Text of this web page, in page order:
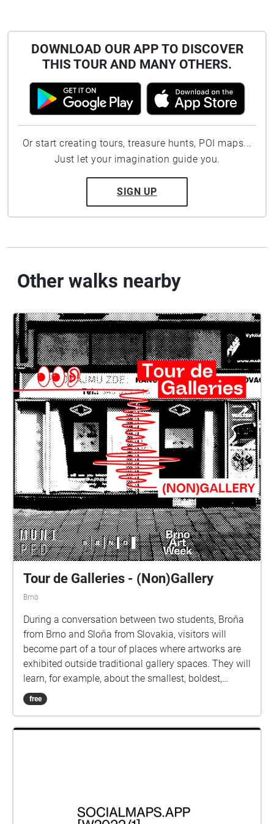
DOWNLOAD OUR APP TO DISCOVER
THIS TOUR AND MANY OTHERS.
Or start creating tours, treasure hunts, POI maps...
Just let your imagination guide you.
SIGN UP
Other walks nearby
Tour de Galleries - (Non)Gallery
Brno
During a conversation between two students, Broňa
from Brno and Sloňa from Slovakia, visitors will
become part of a tour of places where artworks are
exhibited outside traditional gallery spaces. They will
learn, for example, about the smallest, boldest,
mobile, or abandoned gallery. And at the end of the
tour, they can even get involved in the operation of
free